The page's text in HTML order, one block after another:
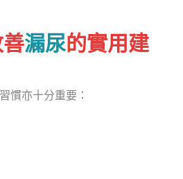
漏尿的實用建
慣亦十分重要：